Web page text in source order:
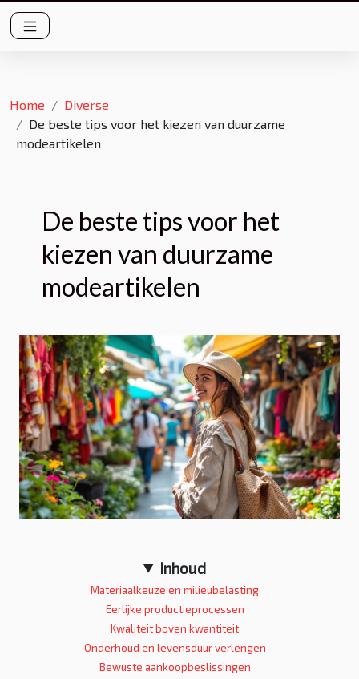
Home
Diverse
De beste tips voor het kiezen van duurzame
modeartikelen
De beste tips voor het
kiezen van duurzame
modeartikelen
Inhoud
Materiaalkeuze en milieubelasting
Eerlijke productieprocessen
Kwaliteit boven kwantiteit
Onderhoud en levensduur verlengen
Bewuste aankoopbeslissingen